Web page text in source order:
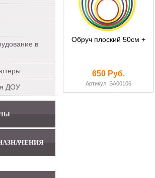
в
ДОУ
Обруч плоский 50см +
650 Руб.
Артикул: SА00106